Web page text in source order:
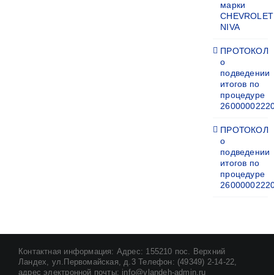
марки
CHEVROLET
NIVA
ПРОТОКОЛ
о
подведении
итогов по
процедуре
ПРОТОКОЛ
о
подведении
итогов по
процедуре
Контактная информация: Адрес: 155210 пос. Верхний
Ландех, ул.Первомайская, д.3 Телефон: (49349) 2-14-22,
адрес электронной почты: info@vlandeh-admin.ru